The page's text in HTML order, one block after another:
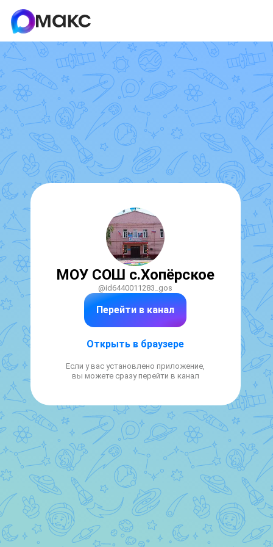
МОУ СОШ с.Хопёрское
@id6440011283_gos
Перейти в канал
Открыть в браузере
Если у вас установлено приложение,
вы можете сразу перейти в канал